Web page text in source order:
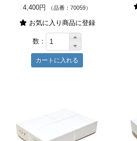
4,400円 （品番：70059）
お気に入り商品に登録
数：